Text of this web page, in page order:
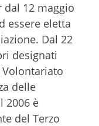
dal 12 maggio
essere eletta
Dal 22
designati
Volontariato
delle
2006 è
del Terzo